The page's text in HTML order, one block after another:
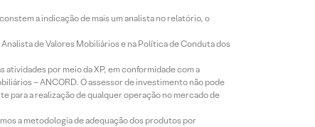
a indicação de mais um analista no relatório, o
de Valores Mobiliários e na Política de Conduta dos
por meio da XP, em conformidade com a
– ANCORD. O assessor de investimento não pode
a realização de qualquer operação no mercado de
a metodologia de adequação dos produtos por